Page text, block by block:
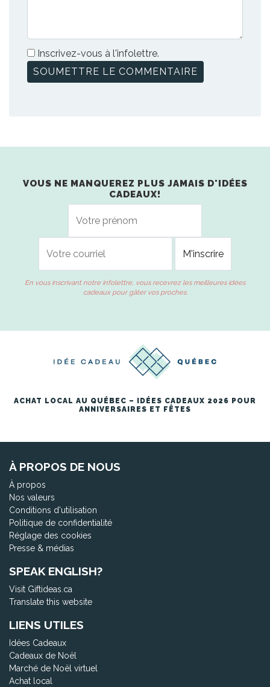
Inscrivez-vous à l'infolettre.
VOUS NE MANQUEREZ PLUS JAMAIS D'IDÉES
CADEAUX!
En vous inscrivant notre infolettre, vous recevrez les meilleures idées
cadeaux pour gâter vos proches.
ACHAT LOCAL AU QUÉBEC – IDÉES CADEAUX 2026 POUR
ANNIVERSAIRES ET FÊTES
À PROPOS DE NOUS
À propos
Nos valeurs
Conditions d'utilisation
Politique de confidentialité
Réglage des cookies
Presse & médias
SPEAK ENGLISH?
Visit Giftideas.ca
Translate this website
LIENS UTILES
Idées Cadeaux
Cadeaux de Noël
Marché de Noël virtuel
Achat local